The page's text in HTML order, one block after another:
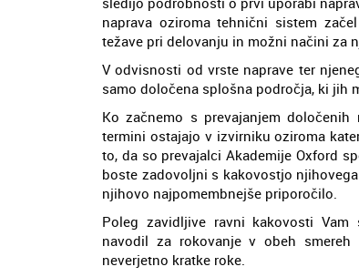
naprava oziroma tehnični sistem
težave pri delovanju in možni načini za
V odvisnosti od vrste naprave ter
samo določena splošna področja, ki jih
Ko začnemo s prevajanjem
termini ostajajo v izvirniku oziroma
to, da so prevajalci Akademije Oxford
boste zadovoljni s kakovostjo
njihovo najpomembnejše priporočilo.
Poleg zavidljive ravni kakovosti Vam
navodil za rokovanje v obeh
neverjetno kratke roke.